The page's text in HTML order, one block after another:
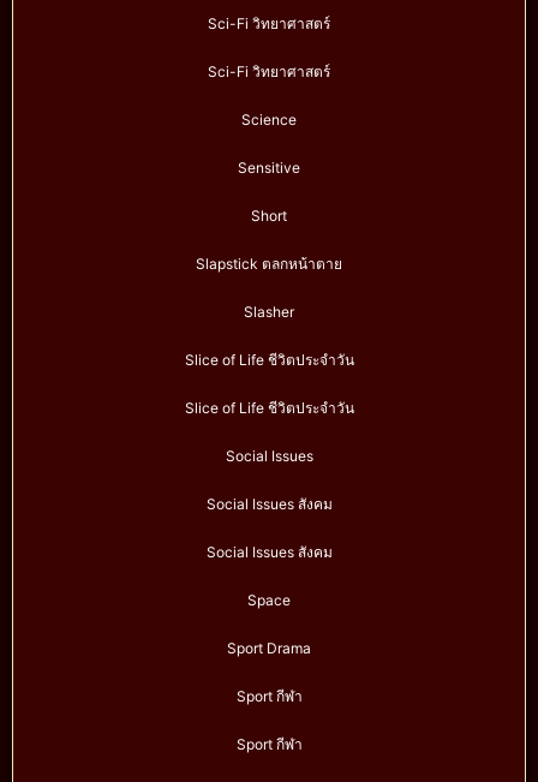
Sci-Fi วิทยาศาสตร์
Sci-Fi วิทยาศาสตร์
Science
Sensitive
Short
Slapstick ตลกหน้าตาย
Slasher
Slice of Life ชีวิตประจำวัน
Slice of Life ชีวิตประจำวัน
Social Issues
Social Issues สังคม
Social Issues สังคม
Space
Sport Drama
Sport กีฬา
Sport กีฬา